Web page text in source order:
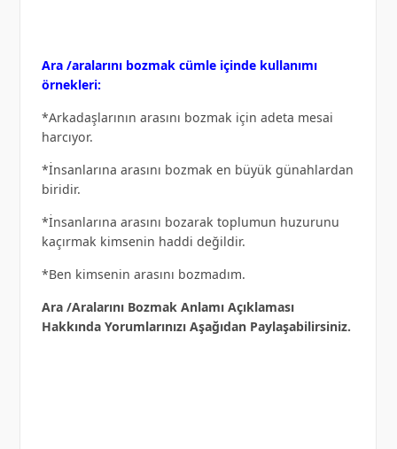
Ara /aralarını bozmak cümle içinde kullanımı
örnekleri:
*Arkadaşlarının arasını bozmak için adeta mesai
harcıyor.
*İnsanlarına arasını bozmak en büyük günahlardan
biridir.
*İnsanlarına arasını bozarak toplumun huzurunu
kaçırmak kimsenin haddi değildir.
*Ben kimsenin arasını bozmadım.
Ara /Aralarını Bozmak Anlamı Açıklaması
Hakkında Yorumlarınızı Aşağıdan Paylaşabilirsiniz.